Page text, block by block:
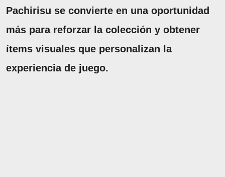
Pachirisu se convierte en una oportunidad
más para reforzar la colección y obtener
ítems visuales que personalizan la
experiencia de juego.